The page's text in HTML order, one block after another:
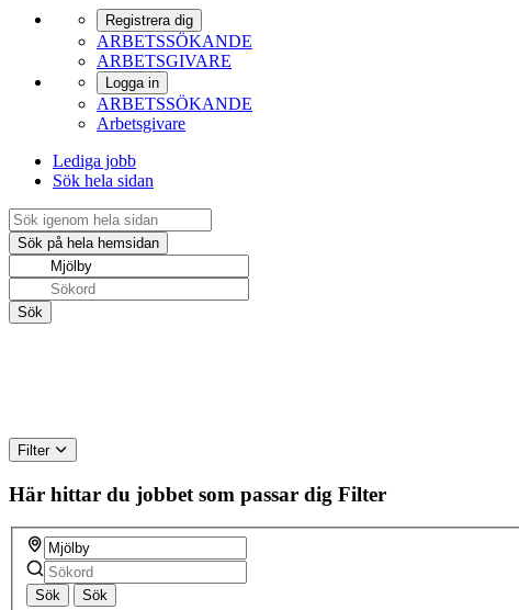
Registrera dig
ARBETSSÖKANDE
ARBETSGIVARE
Logga in
ARBETSSÖKANDE
Arbetsgivare
Lediga jobb
Sök hela sidan
Filter
Här hittar du jobbet som passar dig Filter
Sök Sök